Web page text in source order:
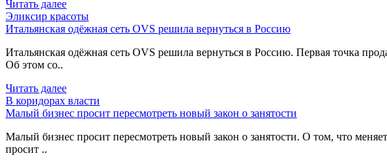
Читать далее
Эликсир красоты
Итальянская одёжная сеть OVS решила вернуться в Россию
Итальянская одёжная сеть OVS решила вернуться в Россию. Первая точка
Об этом со..
Читать далее
В коридорах власти
Малый бизнес просит пересмотреть новый закон о занятости
Малый бизнес просит пересмотреть новый закон о занятости. О том, что
просит ..